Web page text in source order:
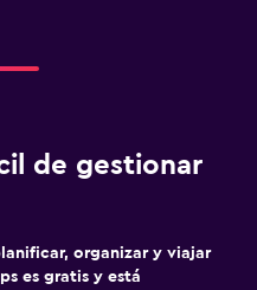
de gestionar
organizar y viajar
es gratis y está